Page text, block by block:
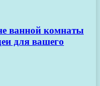
ванной комнаты
для вашего